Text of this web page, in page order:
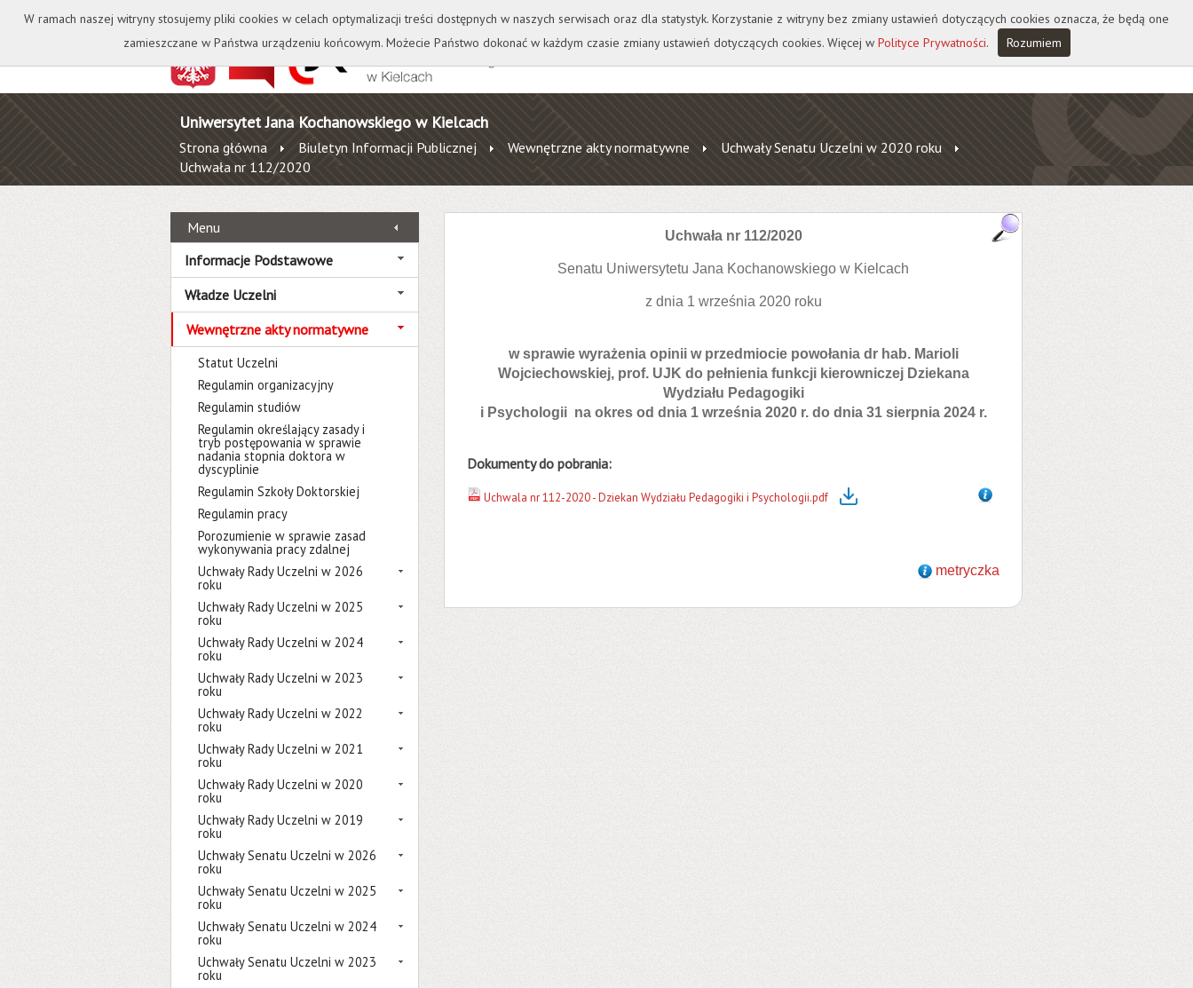
Kontakt Biblioteka Wydawnictwo Wirtualna Uczelnia A A A A
Uniwersytet Jana Kochanowskiego w Kielcach
Strona główna Biuletyn Informacji Publicznej Wewnętrzne akty normatywne
Uchwały Senatu Uczelni w 2020 roku
Uchwała nr 112/2020
Menu
Informacje Podstawowe
Władze Uczelni
Wewnętrzne akty normatywne
Statut Uczelni
Regulamin organizacyjny
Regulamin studiów
Regulamin określający zasady i
tryb postępowania w sprawie
nadania stopnia doktora w
dyscyplinie
Regulamin Szkoły Doktorskiej
Regulamin pracy
Porozumienie w sprawie zasad
wykonywania pracy zdalnej
Uchwały Rady Uczelni w 2026
roku
Uchwały Rady Uczelni w 2025
roku
Uchwały Rady Uczelni w 2024
roku
Uchwały Rady Uczelni w 2023
roku
Uchwały Rady Uczelni w 2022
roku
Uchwały Rady Uczelni w 2021
roku
Uchwały Rady Uczelni w 2020
roku
Uchwały Rady Uczelni w 2019
roku
Uchwały Senatu Uczelni w 2026
roku
Uchwały Senatu Uczelni w 2025
roku
Uchwały Senatu Uczelni w 2024
roku
Uchwały Senatu Uczelni w 2023
roku
Uchwała nr 112/2020
Senatu Uniwersytetu Jana Kochanowskiego w Kielcach
z dnia 1 września 2020 roku
w sprawie wyrażenia opinii w przedmiocie powołania dr hab. Marioli
Wojciechowskiej, prof. UJK do pełnienia funkcji kierowniczej Dziekana
Wydziału Pedagogiki
i Psychologii na okres od dnia 1 września 2020 r. do dnia 31 sierpnia 2024 r.
Dokumenty do pobrania:
Uchwala nr 112-2020 - Dziekan Wydziału Pedagogiki i Psychologii.pdf
metryczka
W ramach naszej witryny stosujemy pliki cookies w celach optymalizacji treści dostępnych w naszych serwisach oraz dla statystyk. Korzystanie z witryny bez zmiany ustawień dotyczących cookies oznacza, że będą one
zamieszczane w Państwa urządzeniu końcowym. Możecie Państwo dokonać w każdym czasie zmiany ustawień dotyczących cookies. Więcej w Polityce Prywatności. Rozumiem